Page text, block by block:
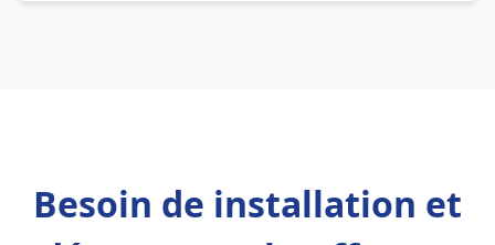
Besoin de installation et